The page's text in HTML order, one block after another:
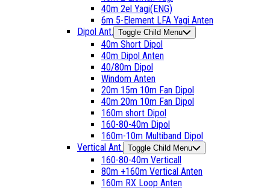
40m 2el Yagi(ENG)
6m 5-Element LFA Yagi Anten
Dipol Ant. Toggle Child Menu
40m Short Dipol
40m Dipol Anten
40/80m Dipol
Windom Anten
20m 15m 10m Fan Dipol
40m 20m 10m Fan Dipol
160m short Dipol
160-80-40m Dipol
160m-10m Multiband Dipol
Vertical Ant. Toggle Child Menu
160-80-40m Verticall
80m +160m Vertical Anten
160m RX Loop Anten